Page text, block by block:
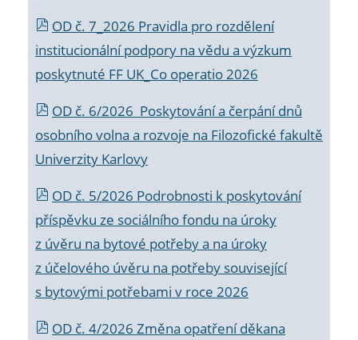
OD č. 7_2026 Pravidla pro rozdělení
institucionální podpory na vědu a výzkum
poskytnuté FF UK_Co operatio 2026
OD č. 6/2026 Poskytování a čerpání dnů
osobního volna a rozvoje na Filozofické fakultě
Univerzity Karlovy
OD č. 5/2026 Podrobnosti k poskytování
příspěvku ze sociálního fondu na úroky
z úvěru na bytové potřeby a na úroky
z účelového úvěru na potřeby související
s bytovými potřebami v roce 2026
OD č. 4/2026 Změna opatření děkana